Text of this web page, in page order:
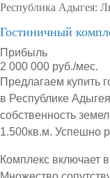
Республика Адыгея:
Гостиничный
Прибыль
2 000 000 руб./мес.
Предлагаем купить
в Республике
собственность
1.500кв.м. Успешно
Комплекс включает